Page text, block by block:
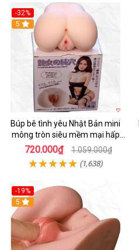
-32%
Hot
5
Búp bê tình yêu Nhật Bản mini
mông tròn siêu mềm mại hấp
dẫn
720.000₫ 1.059.000₫
(1,638)
-19%
Hot
5